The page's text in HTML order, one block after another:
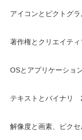
アイコンとピクトグ
著作権とクリエイテ
OSとアプリケーショ
テキストとバイナリ
解像度と画素、ピク